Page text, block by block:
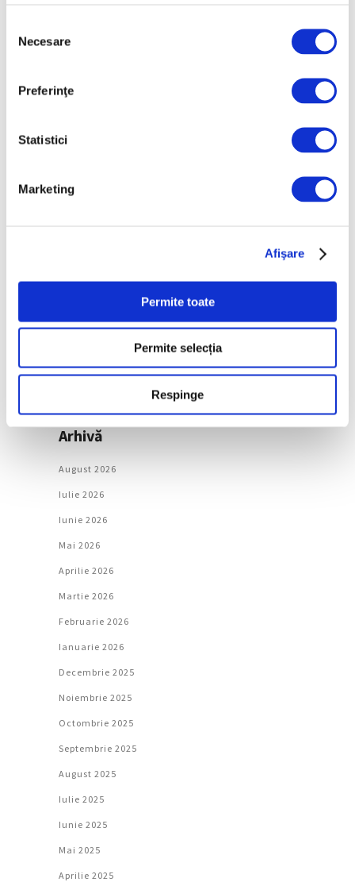
consimțământului
Necesare
Preferinţe
Statistici
Marketing
Afişare
Permite toate
Permite selecția
Respinge
Urmăreşte-ne pe
Arhivă
August 2026
Iulie 2026
Iunie 2026
Mai 2026
Aprilie 2026
Martie 2026
Februarie 2026
Ianuarie 2026
Decembrie 2025
Noiembrie 2025
Octombrie 2025
Septembrie 2025
August 2025
Iulie 2025
Iunie 2025
Mai 2025
Aprilie 2025